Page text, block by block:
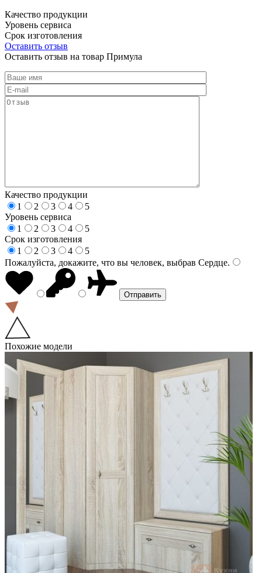
Качество продукции
Уровень сервиса
Срок изготовления
Оставить отзыв
Оставить отзыв на товар Примула
Качество продукции
1
2 3 4
5
Уровень сервиса
1
2 3 4
5
Срок изготовления
1
2 3 4
5
Пожалуйста, докажите, что вы человек, выбрав Сердце.
Похожие модели